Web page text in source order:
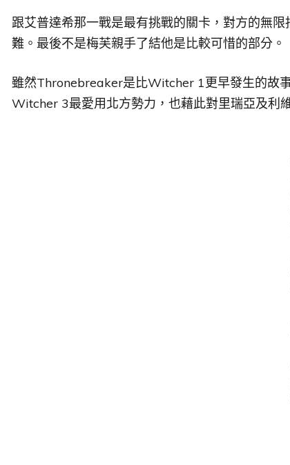
跟艾普達希那一戰是最有挑戰的關卡，對方的無
難。最後不是梅芙親手了結他是比較可惜的部分。
雖然Thronebreaker是比Witcher 1更早發生的故
Witcher 3最愛用北方勢力，也藉此對里瑞亞及利